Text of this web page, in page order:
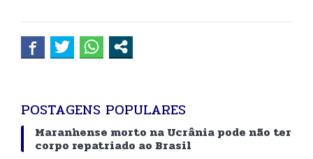
POSTAGENS POPULARES
Maranhense morto na Ucrânia pode não ter
corpo repatriado ao Brasil